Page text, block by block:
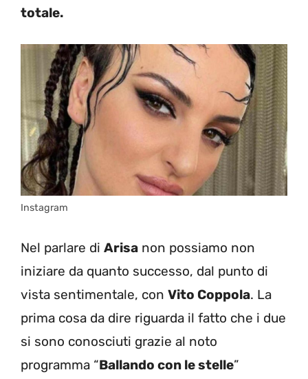
totale.
Instagram
Nel parlare di Arisa non possiamo non
iniziare da quanto successo, dal punto di
vista sentimentale, con Vito Coppola. La
prima cosa da dire riguarda il fatto che i due
si sono conosciuti grazie al noto
programma “Ballando con le stelle”